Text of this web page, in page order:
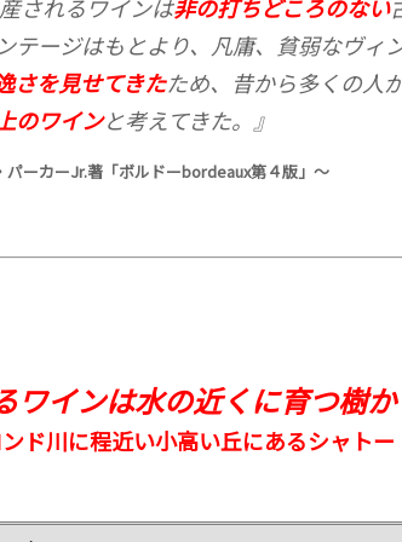
されるワインは非の打ちどころのない
テージはもとより、凡庸、貧弱なヴィ
さを見せてきたため、昔から多くの人
のワインと考えてきた。』
パーカーJr.著「ボルドーbordeaux第４版」～
ワインは水の近くに育つ樹か
ド川に程近い小高い丘にあるシャトー